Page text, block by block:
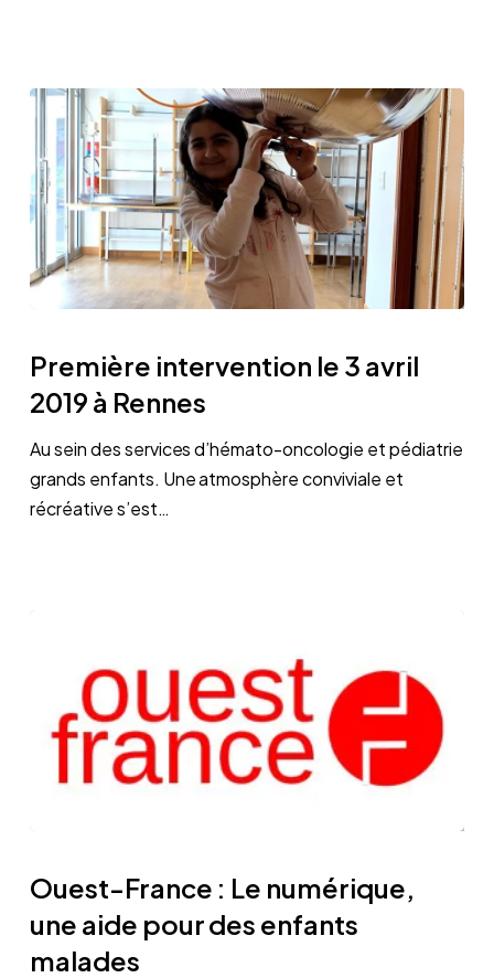
intervention
le
3
avril
2019
à
Première intervention le 3 avril
2019 à Rennes
Au sein des services d’hémato-oncologie et pédiatrie
grands enfants. Une atmosphère conviviale et
récréative s’est…
France
:
Le
numérique,
Ouest-France : Le numérique,
une aide pour des enfants
malades